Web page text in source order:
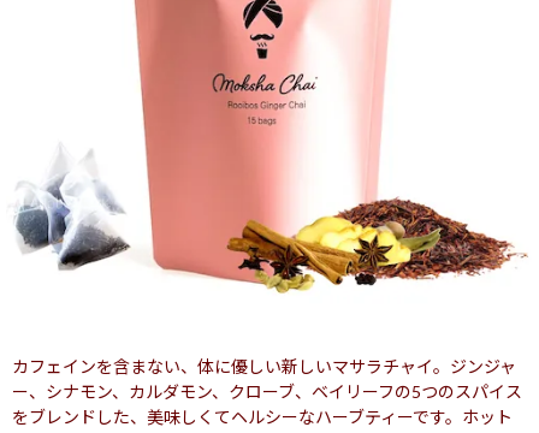
カフェインを含まない、体に優しい新しいマサラチャイ。ジンジャ
ー、シナモン、カルダモン、クローブ、ベイリーフの5つのスパイス
をブレンドした、美味しくてヘルシーなハーブティーです。ホット